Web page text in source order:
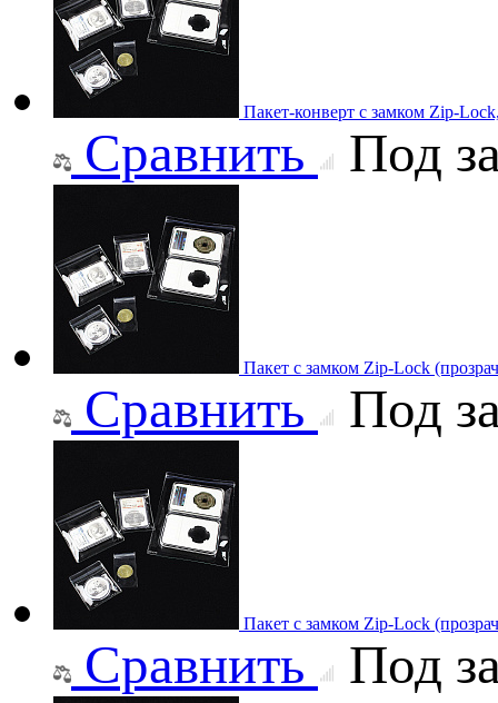
Пакет-конверт с замком Zip-
Сравнить Под
Пакет с замком Zip-Lock
Сравнить Под
Пакет с замком Zip-Lock
Сравнить Под